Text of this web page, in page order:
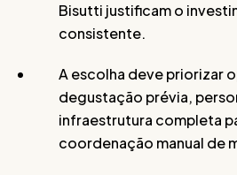
Bisutti justificam o
consistente.
A escolha deve priorizar
degustação prévia,
infraestrutura completa
coordenação manual de